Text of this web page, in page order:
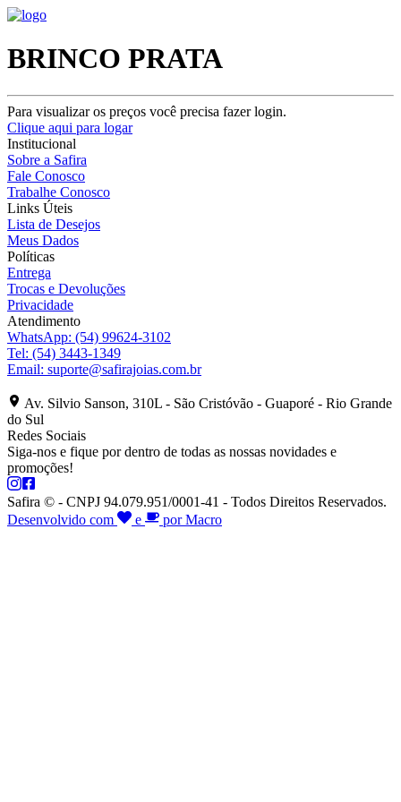
BRINCO PRATA
Para visualizar os preços você precisa fazer login.
Clique aqui para logar
Institucional
Sobre a Safira
Fale Conosco
Trabalhe Conosco
Links Úteis
Lista de Desejos
Meus Dados
Políticas
Entrega
Trocas e Devoluções
Privacidade
Atendimento
WhatsApp: (54) 99624-3102
Tel: (54) 3443-1349
Email: suporte@safirajoias.com.br
Av. Silvio Sanson, 310L - São Cristóvão - Guaporé - Rio Grande
do Sul
Redes Sociais
Siga-nos e fique por dentro de todas as nossas novidades e
promoções!
Safira © - CNPJ 94.079.951/0001-41 - Todos Direitos Reservados.
Desenvolvido com
e por Macro